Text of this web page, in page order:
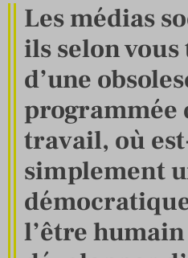
Les médias
ils selon
d’une
programmée
travail, où
simplement
l’être